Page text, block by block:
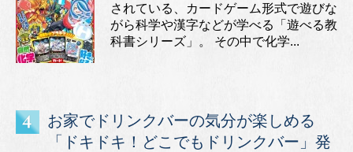
されている、カードゲーム形式で遊びな
がら科学や漢字などが学べる「遊べる教
科書シリーズ」。 その中で化学...
お家でドリンクバーの気分が楽しめる
「ドキドキ！どこでもドリンクバー」発